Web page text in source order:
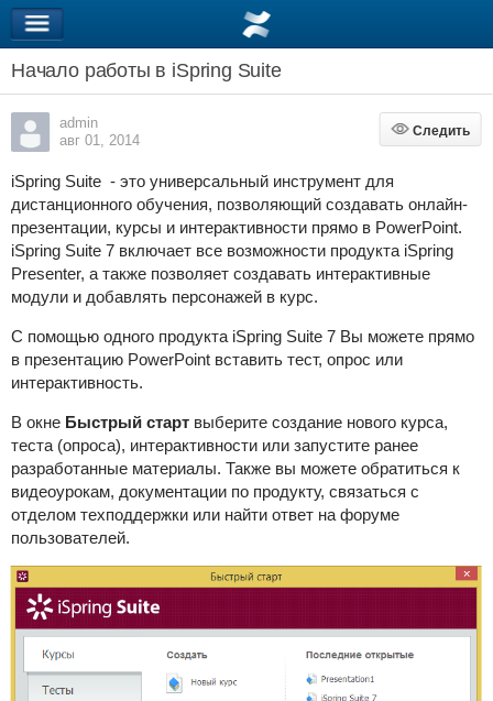
Начало работы в iSpring Suite
admin
авг 01, 2014
Следить
Следить
iSpring Suite - это универсальный инструмент для
дистанционного обучения, позволяющий создавать онлайн-
презентации, курсы и интерактивности прямо в PowerPoint.
iSpring Suite 7 включает все возможности продукта iSpring
Presenter, а также позволяет создавать интерактивные
модули и добавлять персонажей в курс.
С помощью одного продукта iSpring Suite 7 Вы можете прямо
в презентацию PowerPoint вставить тест, опрос или
интерактивность.
В окне Быстрый стартвыберите создание нового курса,
теста (опроса), интерактивности или запустите ранее
разработанные материалы. Также вы можете обратиться к
видеоурокам, документации по продукту, связаться с
отделом техподдержки или найти ответ на форуме
пользователей.